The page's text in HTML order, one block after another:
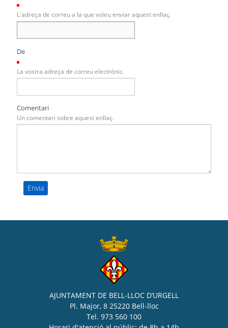
L'adreça de correu a la que voleu enviar aquest enllaç.
De
La vostra adreça de correu electrònic.
Comentari
Un comentari sobre aquest enllaç.
AJUNTAMENT DE BELL-LLOC D’URGELL
Pl. Major, 8 25220 Bell-lloc
Tel. 973 560 100